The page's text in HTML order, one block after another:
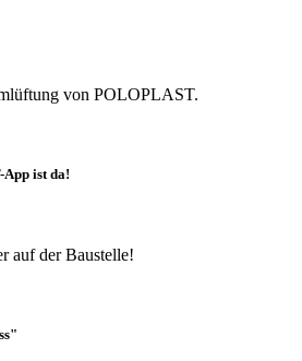
von POLOPLAST.
ist da!
auf der Baustelle!